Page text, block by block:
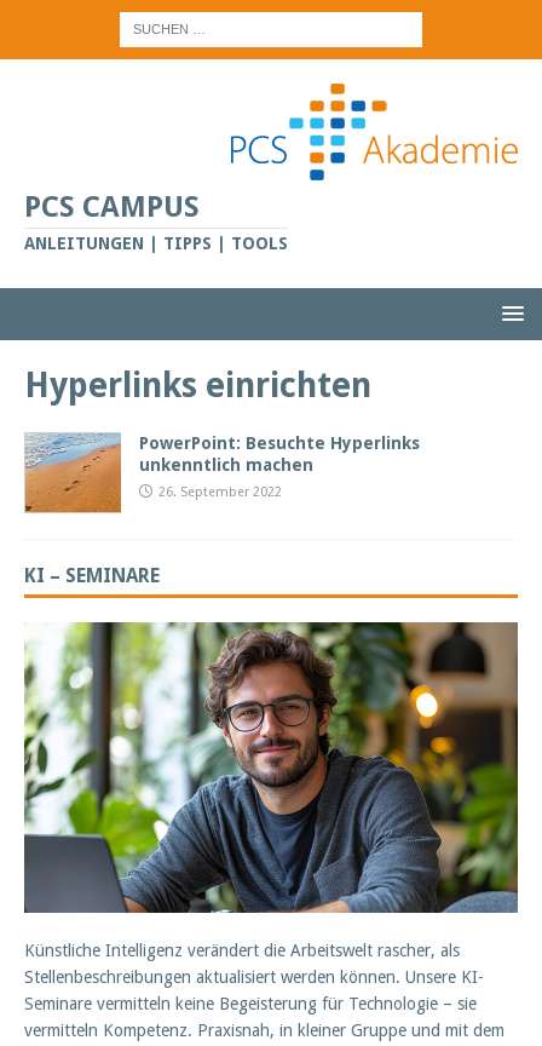
PCS CAMPUS
ANLEITUNGEN | TIPPS | TOOLS
Hyperlinks einrichten
PowerPoint: Besuchte Hyperlinks
unkenntlich machen
26. September 2022
KI – SEMINARE
Künstliche Intelligenz verändert die Arbeitswelt rascher, als
Stellenbeschreibungen aktualisiert werden können. Unsere KI-
Seminare vermitteln keine Begeisterung für Technologie – sie
vermitteln Kompetenz. Praxisnah, in kleiner Gruppe und mit dem